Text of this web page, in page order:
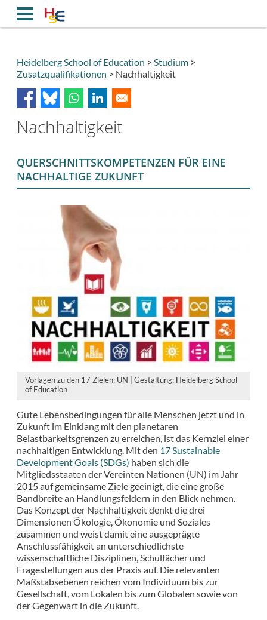
Inhalt
Breadcrumb
Heidelberg School of Education
Studium
Zusatzqualifikationen
Nachhaltigkeit
Nachhaltigkeit
QUERSCHNITTSKOMPETENZEN FÜR EINE
NACHHALTIGE ZUKUNFT
Vorlagen zu den 17 Zielen: UN | Gestaltung: Heidelberg School
of Education
Gute Lebensbedingungen für alle Menschen jetzt und in
Zukunft im Einklang mit den planetaren
Belastbarkeitsgrenzen zu erreichen, ist das Kernziel einer
nachhaltigen Entwicklung. Mit den 17 Sustainable
Development Goals (SDGs) haben sich die
Mitgliedsstaaten der Vereinten Nationen (UN) im Jahr
2015 auf gemeinsame Ziele geeinigt, die eine große
Bandbreite an Handlungsfeldern in den Blick nehmen.
Das Konzept der Nachhaltigkeit denkt die drei
Dimensionen Ökologie, Ökonomie und Soziales
zusammen und weist damit eine ausgeprägte
Anschlussfähigkeit an unterschiedlichste
wissenschaftliche Disziplinen, Schulfächer und
Fragestellungen aus der Praxis auf. Die relevanten
Maßstabsebenen reichen vom Individuum bis zur
Gesellschaft, vom Lokalen bis zum Globalen sowie von
der Gegenwart in die Zukunft.